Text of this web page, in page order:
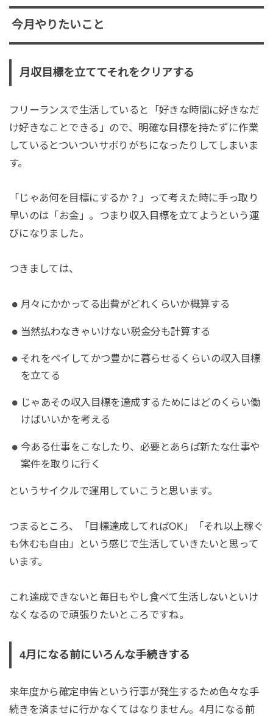
今月やりたいこと
月収目標を立ててそれをクリアする
フリーランスで生活していると「好きな時間に好きなだ
け好きなことできる」ので、明確な目標を持たずに作業
しているとついついサボりがちになったりしてしまいま
す。
「じゃあ何を目標にするか？」って考えた時に手っ取り
早いのは「お金」。つまり収入目標を立てようという運
びになりました。
つきましては、
月々にかかってる出費がどれくらいか概算する
当然払わなきゃいけない税金分も計算する
それをペイしてかつ豊かに暮らせるくらいの収入目標
を立てる
じゃあその収入目標を達成するためにはどのくらい働
けばいいかを考える
今ある仕事をこなしたり、必要とあらば新たな仕事や
案件を取りに行く
というサイクルで運用していこうと思います。
つまるところ、「目標達成してればOK」「それ以上稼ぐ
も休むも自由」という感じで生活していきたいと思って
います。
これ達成できないと毎日もやし食べて生活しないといけ
なくなるので頑張りたいところですね。
4月になる前にいろんな手続きする
来年度から確定申告という行事が発生するため色々な手
続きを済ませに行かなくてはなりません。4月になる前